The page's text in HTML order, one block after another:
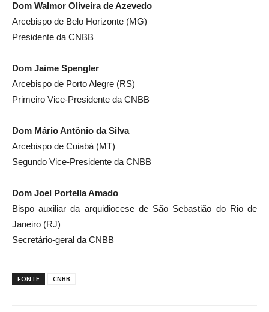
Dom Walmor Oliveira de Azevedo
Arcebispo de Belo Horizonte (MG)
Presidente da CNBB
Dom Jaime Spengler
Arcebispo de Porto Alegre (RS)
Primeiro Vice-Presidente da CNBB
Dom Mário Antônio da Silva
Arcebispo de Cuiabá (MT)
Segundo Vice-Presidente da CNBB
Dom Joel Portella Amado
Bispo auxiliar da arquidiocese de São Sebastião do Rio de
Janeiro (RJ)
Secretário-geral da CNBB
FONTE CNBB